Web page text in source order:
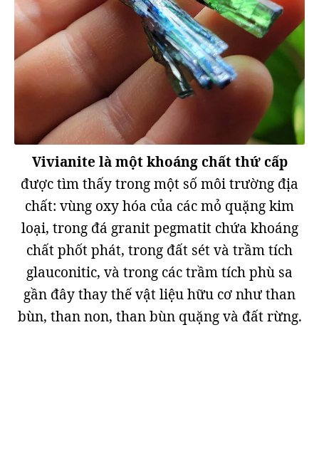
Vivianite là một khoáng chất thứ cấp
được tìm thấy trong một số môi trường địa
chất: vùng oxy hóa của các mỏ quặng kim
loại, trong đá granit pegmatit chứa khoáng
chất phốt phát, trong đất sét và trầm tích
glauconitic, và trong các trầm tích phù sa
gần đây thay thế vật liệu hữu cơ như than
bùn, than non, than bùn quặng và đất rừng.